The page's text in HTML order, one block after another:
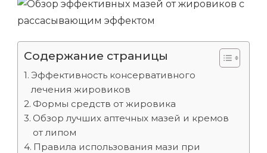
Содержание страницы
Эффективность консервативного
лечения жировиков
Формы средств от жировика
Обзор лучших аптечных мазей и кремов
от липом
Правила использования мази при